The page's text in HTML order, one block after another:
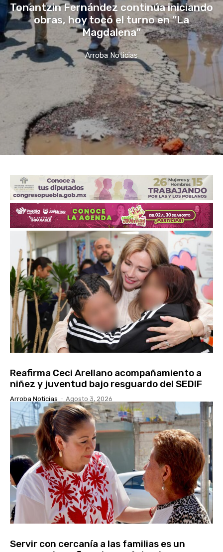
Tonantzin Fernández continúa iniciando
obras, hoy tocó el turno en “La
Magdalena”
Arroba Noticias
Reafirma Ceci Arellano acompañamiento a
niñez y juventud bajo resguardo del SEDIF
Arroba Noticias - Agosto 3, 2026
Servir con cercanía a las familias es un